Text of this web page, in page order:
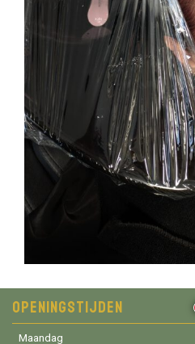
Openingstijden
Maandag